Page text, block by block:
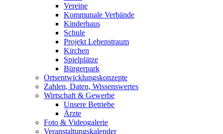
Vereine
Kommunale Verbände
Kinderhaus
Schule
Projekt Lebenstraum
Kirchen
Spielplätze
Bürgerpark
Ortsentwicklungskonzepte
Zahlen, Daten, Wissenswertes
Wirtschaft & Gewerbe
Unsere Betriebe
Ärzte
Foto & Videogalerie
Veranstaltungskalender